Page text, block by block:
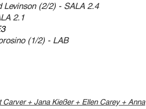
Levinson (2/2) - SALA 2.4
2.1
(1/2) - LAB
+ Jana Kießer + Ellen Carey + Anna